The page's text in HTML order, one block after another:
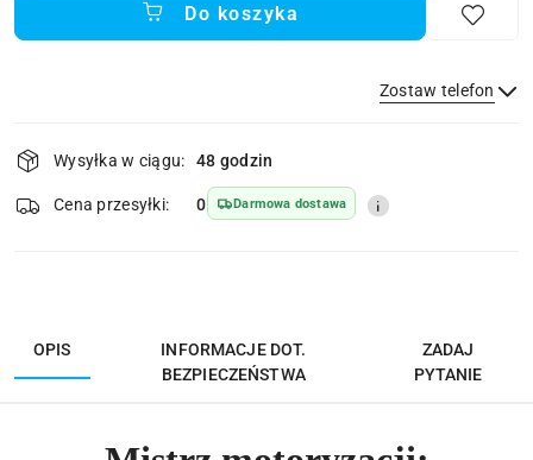
Do koszyka
Zostaw telefon
Wyślij
i
dostawa
Wysyłka w ciągu: 48 godzin
Cena przesyłki: 0 Darmowa dostawa
OPIS
INFORMACJE DOT.
BEZPIECZEŃSTWA
ZADAJ
PYTANIE